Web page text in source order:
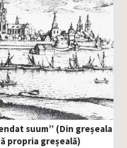
suum” (Din greșeala
propria greșeală)